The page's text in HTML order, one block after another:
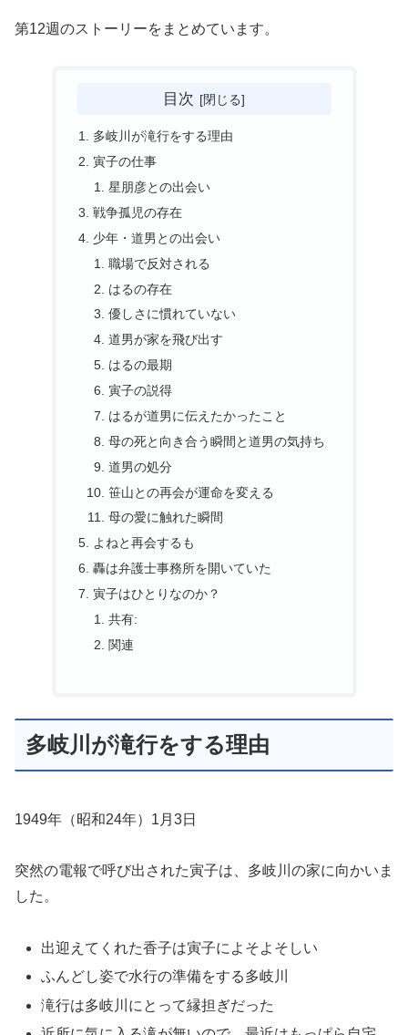
第12週のストーリーをまとめています。
目次
多岐川が滝行をする理由
寅子の仕事
星朋彦との出会い
戦争孤児の存在
少年・道男との出会い
職場で反対される
はるの存在
優しさに慣れていない
道男が家を飛び出す
はるの最期
寅子の説得
はるが道男に伝えたかったこと
母の死と向き合う瞬間と道男の気持ち
道男の処分
笹山との再会が運命を変える
母の愛に触れた瞬間
よねと再会するも
轟は弁護士事務所を開いていた
寅子はひとりなのか？
共有:
関連
多岐川が滝行をする理由
1949年（昭和24年）1月3日
突然の電報で呼び出された寅子は、多岐川の家に向かいま
した。
出迎えてくれた香子は寅子によそよそしい
ふんどし姿で水行の準備をする多岐川
滝行は多岐川にとって縁担ぎだった